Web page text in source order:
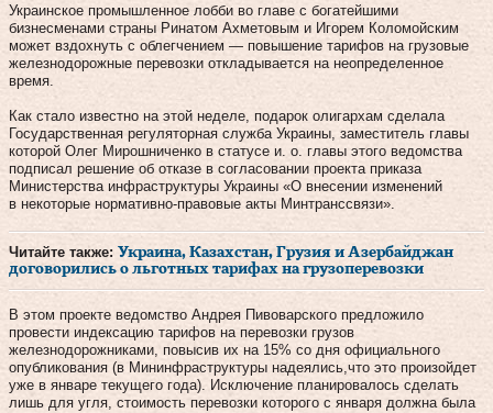
Украинское промышленное лобби во главе с богатейшими
бизнесменами страны Ринатом Ахметовым и Игорем Коломойским
может вздохнуть с облегчением — повышение тарифов на грузовые
железнодорожные перевозки откладывается на неопределенное
время.
Как стало известно на этой неделе, подарок олигархам сделала
Государственная регуляторная служба Украины, заместитель главы
которой Олег Мирошниченко в статусе и. о. главы этого ведомства
подписал решение об отказе в согласовании проекта приказа
Министерства инфраструктуры Украины «О внесении изменений
в некоторые нормативно-правовые акты Минтранссвязи».
Читайте также: Украина, Казахстан, Грузия и Азербайджан
договорились о льготных тарифах на грузоперевозки
В этом проекте ведомство Андрея Пивоварского предложило
провести индексацию тарифов на перевозки грузов
железнодорожниками, повысив их на 15% со дня официального
опубликования (в Мининфраструктуры надеялись,что это произойдет
уже в январе текущего года). Исключение планировалось сделать
лишь для угля, стоимость перевозки которого с января должна была